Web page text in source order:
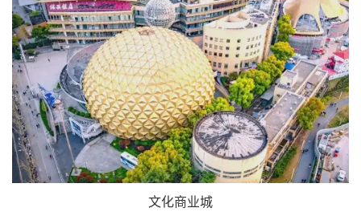
文化商业城